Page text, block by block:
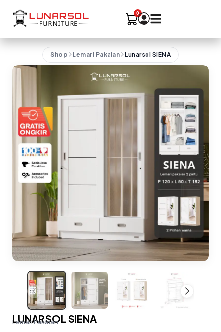
Shop Lemari Pakaian Lunarsol SIENA
LUNARSOL SIENA
Lemari Pakaian